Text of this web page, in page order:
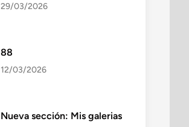
29/03/2026
88
12/03/2026
Nueva sección: Mis galerias